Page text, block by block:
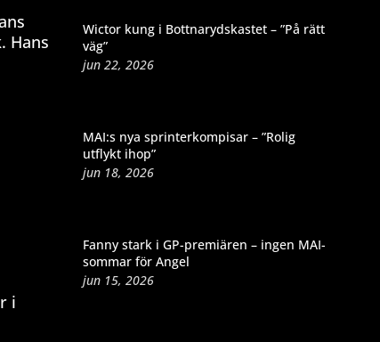
Hans
i
Wictor kung i Bottnarydskastet – ”På rätt
väg”
jun 22, 2026
MAI:s nya sprinterkompisar – ”Rolig
utflykt ihop”
jun 18, 2026
Fanny stark i GP-premiären – ingen MAI-
sommar för Angel
jun 15, 2026